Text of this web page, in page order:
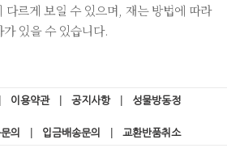
르게 보일 수 있으며, 재는 방법에 따라
가 있을 수 있습니다.
이용약관 공지사항 성물방동정
의 입금배송문의 교환반품취소